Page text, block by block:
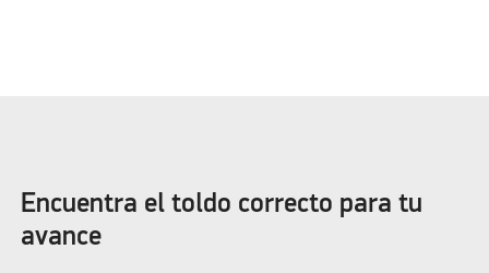
Encuentra el toldo correcto para tu
avance